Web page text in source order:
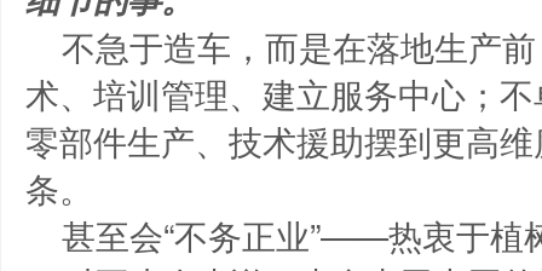
不急于造车，而是在落地生产
术、培训管理、建立服务中心；
零部件生产、技术援助摆到更高
条。
甚至会“不务正业”——热衷于植